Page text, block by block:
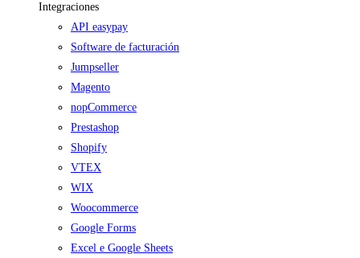
Integraciones
API easypay
Software de facturación
Jumpseller
Magento
nopCommerce
Prestashop
Shopify
VTEX
WIX
Woocommerce
Google Forms
Excel e Google Sheets